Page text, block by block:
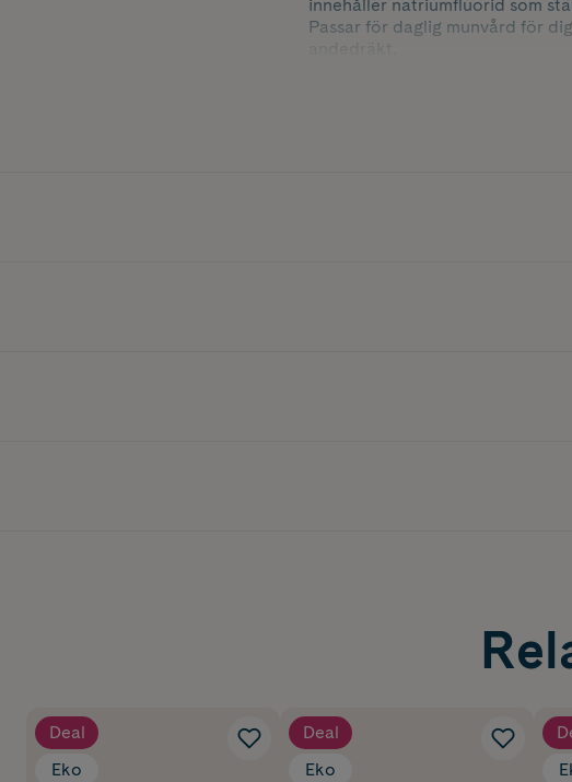
innehåller natriumfluorid som
Passar för daglig munvård för
Deal
Eko
Deal
Eko